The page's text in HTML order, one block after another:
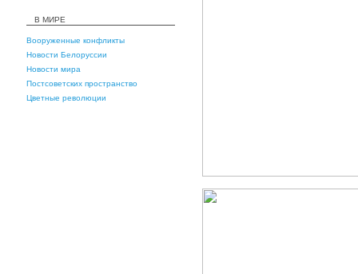
В МИРЕ
Вооруженные конфликты
Новости Белоруссии
Новости мира
Постсоветских пространство
Цветные революции